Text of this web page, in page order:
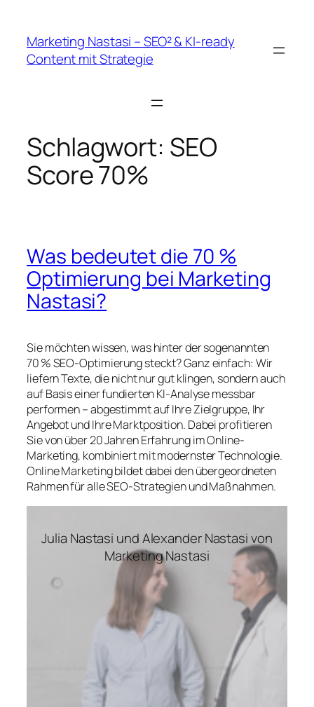
springen
Marketing Nastasi – SEO² & KI-ready
Content mit Strategie
Schlagwort: SEO
Score 70%
Was bedeutet die 70 %
Optimierung bei Marketing
Nastasi?
Sie möchten wissen, was hinter der sogenannten
70 % SEO-Optimierung steckt? Ganz einfach: Wir
liefern Texte, die nicht nur gut klingen, sondern auch
auf Basis einer fundierten KI-Analyse messbar
performen – abgestimmt auf Ihre Zielgruppe, Ihr
Angebot und Ihre Marktposition. Dabei profitieren
Sie von über 20 Jahren Erfahrung im Online-
Marketing, kombiniert mit modernster Technologie.
Online Marketing bildet dabei den übergeordneten
Rahmen für alle SEO-Strategien und Maßnahmen.
Julia Nastasi und Alexander Nastasi von
Marketing Nastasi